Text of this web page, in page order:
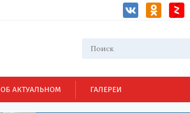
ОБ АКТУАЛЬНОМ ГАЛЕРЕИ